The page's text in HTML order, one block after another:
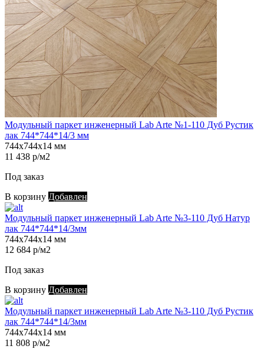
Модульный паркет инженерный Lab Arte №1-110 Дуб Рустик
лак 744*744*14/3 мм
744х744х14 мм
11 438 р/м2
Под заказ
В корзину Добавлен
Модульный паркет инженерный Lab Arte №3-110 Дуб Натур
лак 744*744*14/3мм
744х744х14 мм
12 684 р/м2
Под заказ
В корзину Добавлен
Модульный паркет инженерный Lab Arte №3-110 Дуб Рустик
лак 744*744*14/3мм
744х744х14 мм
11 808 р/м2